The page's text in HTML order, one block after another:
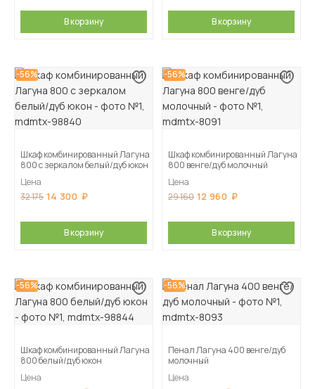
В корзину В корзину
-56%
Шкаф комбинированный Лагуна
800 с зеркалом белый/дуб юкон
Цена
32 175 14 300
В корзину
-56%
Шкаф комбинированный Лагуна
800 венге/дуб молочный
Цена
29 160 12 960
В корзину
-56%
Шкаф комбинированный Лагуна
800 белый/дуб юкон
Цена
-56%
Пенал Лагуна 400 венге/дуб
молочный
Цена